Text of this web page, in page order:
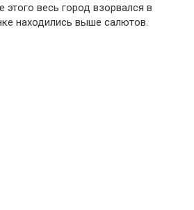
весь город взорвался в
находились выше салютов.